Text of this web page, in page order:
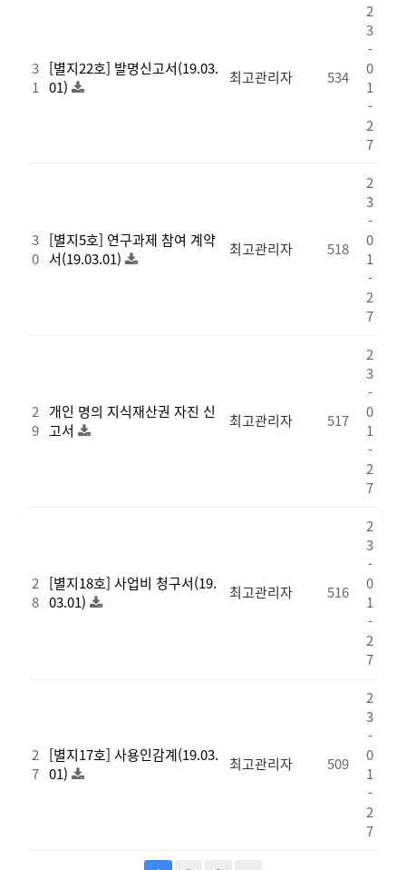
3
1
[별지22호] 발명신고서(19.03.
01)
최고관리자 534
2
3
-
0
1
-
2
7
3
0
[별지5호] 연구과제 참여 계약
서(19.03.01)
최고관리자 518
2
3
-
0
1
-
2
7
2
9
개인 명의 지식재산권 자진 신
고서
최고관리자 517
2
3
-
0
1
-
2
7
2
8
[별지18호] 사업비 청구서(19.
03.01)
최고관리자 516
2
3
-
0
1
-
2
7
2
7
[별지17호] 사용인감계(19.03.
01)
최고관리자 509
2
3
-
0
1
-
2
7